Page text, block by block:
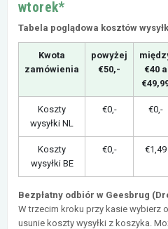
wtorek*
Tabela poglądowa kosztów
Kwota
zamówienia
powyżej
€50,-
€40 a
Koszty
wysyłki NL
€0,- €0,-
Koszty
wysyłki BE
€0,- €1,49
Bezpłatny odbiór w Geesbrug
W trzecim kroku przy kasie wybierz
usunie koszty wysyłki z koszyka.